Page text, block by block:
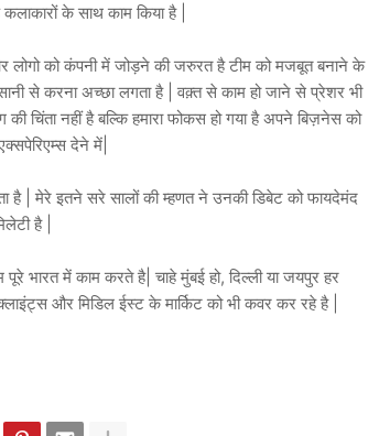
के साथ काम किया है |
लोगो को कंपनी में जोड़ने की जरुरत है टीम को मजबूत बनाने के
से करना अच्छा लगता है | वक़्त से काम हो जाने से प्रेशर भी
चिंता नहीं है बल्कि हमारा फोकस हो गया है अपने बिज़नेस को
देने में|
है | मेरे इतने सरे सालों की म्हणत ने उनकी डिबेट को फायदेमंद
है |
भारत में काम करते है| चाहे मुंबई हो, दिल्ली या जयपुर हर
और मिडिल ईस्ट के मार्किट को भी कवर कर रहे है |